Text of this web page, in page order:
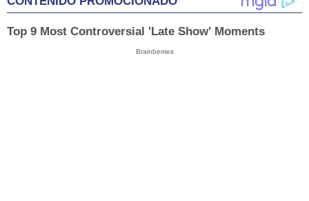
Top 9 Most Controversial 'Late Show' Moments
Brainberries